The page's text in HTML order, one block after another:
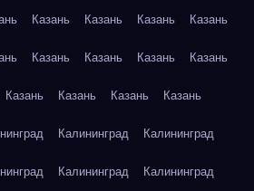
Казань Казань Казань Казань
Казань Казань Казань Казань
Казань Казань Казань Казань
Калининград Калининград
Калининград Калининград